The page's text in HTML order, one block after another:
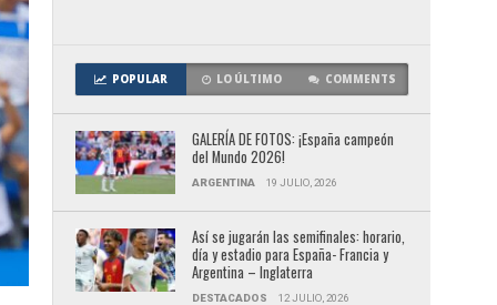
POPULAR LO ÚLTIMO COMMENTS
GALERÍA DE FOTOS: ¡España campeón
del Mundo 2026!
ARGENTINA 19 JULIO, 2026
Así se jugarán las semifinales: horario,
día y estadio para España- Francia y
Argentina – Inglaterra
DESTACADOS 12 JULIO, 2026